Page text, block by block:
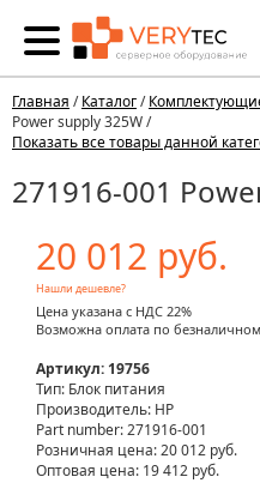
Главная /Каталог/
Power supply 325W /
Показать все товары данной
271916-001
20 012 руб.
Нашли дешевле?
Цена указана с НДС 22%
Возможна оплата по
Артикул: 19756
Тип: Блок питания
Производитель: HP
Part number: 271916-001
Розничная цена:20 012 руб.
Оптовая цена: 19 412 руб.